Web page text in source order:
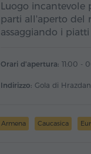
Luogo incantevole
parti all'aperto del
assaggiando i
Orari d'apertura: 11:00 -
Indirizzo: Gola di
Armena Caucasica